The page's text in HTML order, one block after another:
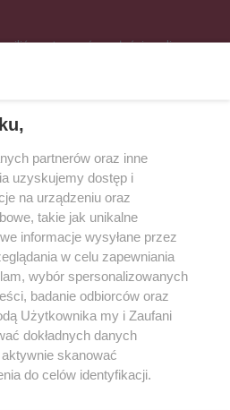
stworzyć rozgłośnię radiową
Gniezno, Ostrów Wlkp.).
Patronat
Dane firmowe
i ogłoszeń drobnych
Polityka prywatności
danych osobowych
do newslettera
najlepiej poinformowanych!
się »
partnerów oraz inne
uzyskujemy dostęp i
na urządzeniu oraz
takie jak unikalne
informacje wysyłane przez
w celu zapewniania
wybór spersonalizowanych
badanie odbiorców oraz
Użytkownika my i Zaufani
dokładnych danych
skanować
do celów identyfikacji.